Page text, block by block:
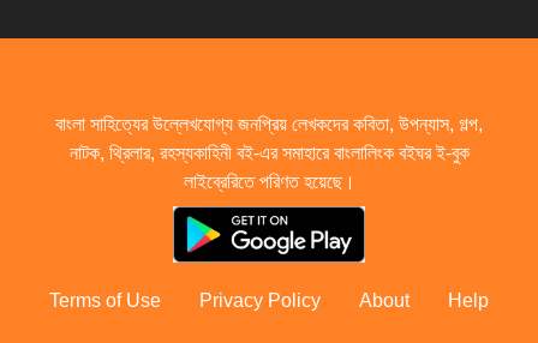
বাংলা সাহিত্যের উল্লেখযোগ্য জনপ্রিয় লেখকদের কবিতা, উপন্যাস, গল্প,
নাটক, থ্রিলার, রহস্যকাহিনী বই-এর সমাহারে বাংলালিংক বইঘর ই-বুক
লাইব্রেরিতে পরিণত হয়েছে।
Terms of Use Privacy Policy About Help